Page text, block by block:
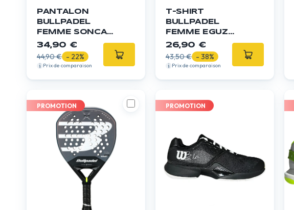
PANTALON
BULLPADEL
FEMME SONCA
AZUL NOCHE
34,90 €
44,90 € - 22%
Prix de comparaison
T-SHIRT
BULLPADEL
FEMME EGUZ
ORANGE FLUO
26,90 €
43,50 € - 38%
Prix de comparaison
PROMOTION PROMOTION